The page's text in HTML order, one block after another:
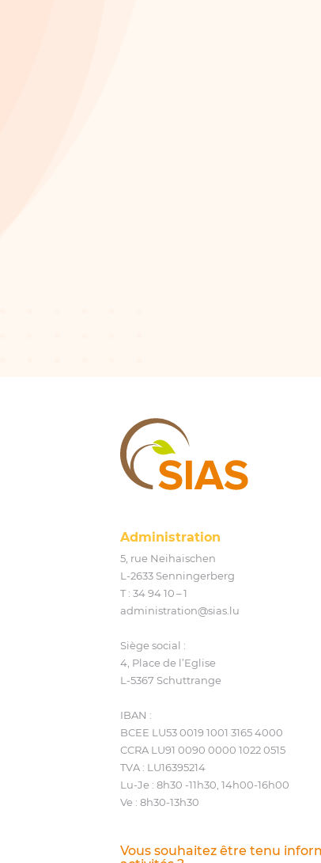
Administration
5, rue Neihaischen
L‑2633 Senningerberg
T : 34 94 10 – 1
administration@​sias.​lu
Siège social :
4, Place de l’Eglise
L‑5367 Schuttrange
IBAN :
BCEE LU53 0019 1001 3165 4000
CCRA LU91 0090 0000 1022 0515
TVA : LU16395214
Lu-Je : 8h30 ‑11h30, 14h00-16h00
Ve : 8h30-13h30
Vous souhaitez être tenu